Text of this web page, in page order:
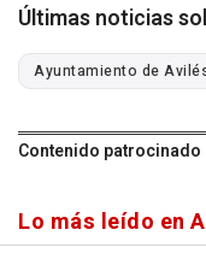
Últimas noticias
Ayuntamiento de
Contenido patrocinado
Lo más leído en